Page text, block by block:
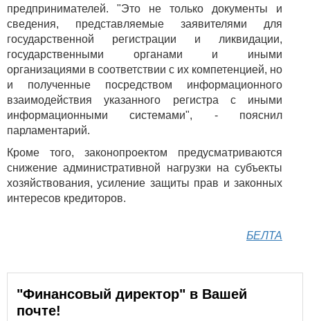
предпринимателей. "Это не только документы и
сведения, представляемые заявителями для
государственной регистрации и ликвидации,
государственными органами и иными
организациями в соответствии с их компетенцией, но
и полученные посредством информационного
взаимодействия указанного регистра с иными
информационными системами", - пояснил
парламентарий.
Кроме того, законопроектом предусматриваются
снижение административной нагрузки на субъекты
хозяйствования, усиление защиты прав и законных
интересов кредиторов.
БЕЛТА
"Финансовый директор" в Вашей
почте!